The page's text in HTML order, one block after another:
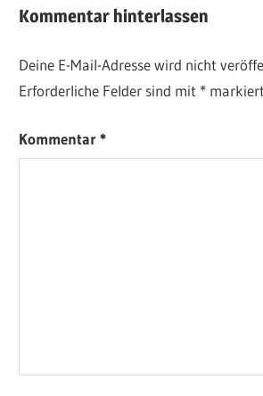
Kommentar hinterlassen
Deine E-Mail-Adresse wird nicht
Erforderliche Felder sind mit * markiert
Kommentar*